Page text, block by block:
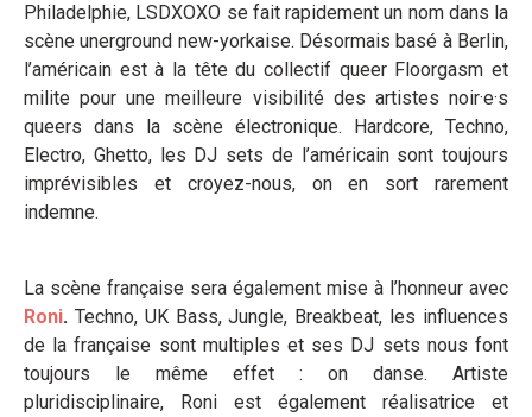
Philadelphie, LSDXOXO se fait rapidement un nom dans la
scène unerground new-yorkaise. Désormais basé à Berlin,
l’américain est à la tête du collectif queer Floorgasm et
milite pour une meilleure visibilité des artistes noir·e·s
queers dans la scène électronique. Hardcore, Techno,
Electro, Ghetto, les DJ sets de l’américain sont toujours
imprévisibles et croyez-nous, on en sort rarement
indemne.
La scène française sera également mise à l’honneur avec
Roni. Techno, UK Bass, Jungle, Breakbeat, les influences
de la française sont multiples et ses DJ sets nous font
toujours le même effet : on danse. Artiste
pluridisciplinaire, Roni est également réalisatrice et